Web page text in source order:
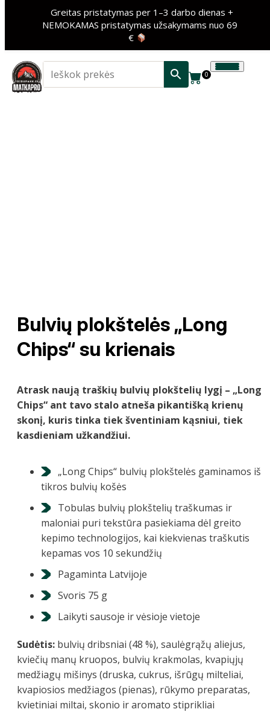
0
Bulvių plokštelės „Long
Chips“ su krienais
Atrask naują traškių bulvių plokštelių lygį – „Long
Chips“ ant tavo stalo atneša pikantišką krienų
skonį, kuris tinka tiek šventiniam kąsniui, tiek
kasdieniam užkandžiui.
„Long Chips“ bulvių plokštelės gaminamos iš
tikros bulvių košės
Tobulas bulvių plokštelių traškumas ir
maloniai puri tekstūra pasiekiama dėl greito
kepimo technologijos, kai kiekvienas traškutis
kepamas vos 10 sekundžių
Pagaminta Latvijoje
Svoris 75 g
Laikyti sausoje ir vėsioje vietoje
Sudėtis: bulvių dribsniai (48 %), saulėgrąžų aliejus,
kviečių manų kruopos, bulvių krakmolas, kvapiųjų
medžiagų mišinys (druska, cukrus, išrūgų milteliai,
kvapiosios medžiagos (pienas), rūkymo preparatas,
kvietiniai miltai, skonio ir aromato stiprikliai
Greitas pristatymas per 1–3 darbo dienas +
NEMOKAMAS pristatymas užsakymams nuo 69
€